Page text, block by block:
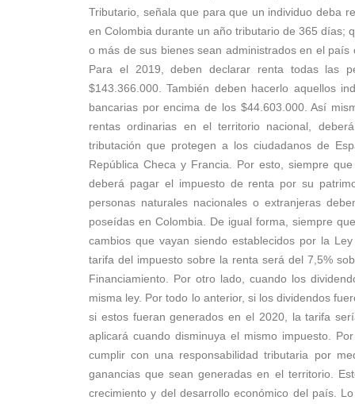
Tributario, señala que para que un individuo deba
en Colombia durante un año tributario de 365 días;
o más de sus bienes sean administrados en el
Para el 2019, deben declarar renta todas las
$143.366.000. También deben hacerlo aquellos
bancarias por encima de los $44.603.000. Así
rentas ordinarias en el territorio nacional,
tributación que protegen a los ciudadanos de
República Checa y Francia. Por esto, siempre
deberá pagar el impuesto de renta por su
personas naturales nacionales o extranjeras
poseídas en Colombia. De igual forma, siempre
cambios que vayan siendo establecidos por la
tarifa del impuesto sobre la renta será del 7,5%
Financiamiento. Por otro lado, cuando los
misma ley. Por todo lo anterior, si los dividendos
si estos fueran generados en el 2020, la tarifa
aplicará cuando disminuya el mismo impuesto.
cumplir con una responsabilidad tributaria por
ganancias que sean generadas en el territorio.
crecimiento y del desarrollo económico del país.